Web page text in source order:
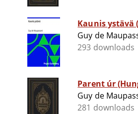
Kaunis ystävä
Guy de
293 downloads
Parent úr
Guy de
281 downloads